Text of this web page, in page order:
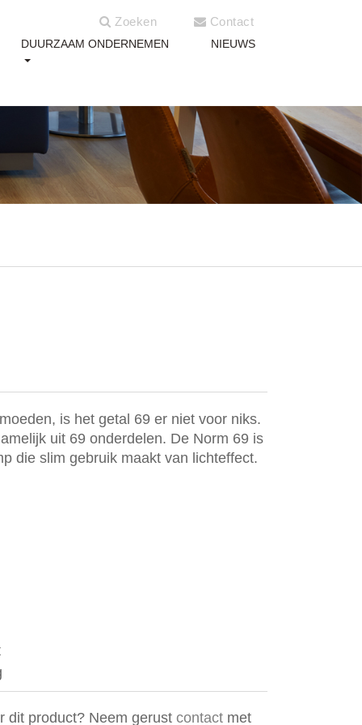
Zoeken Contact
DUURZAAM ONDERNEMEN NIEUWS
is het getal 69 er niet voor niks.
uit 69 onderdelen. De Norm 69 is
die slim gebruik maakt van lichteffect.
dit product? Neem gerust contact met